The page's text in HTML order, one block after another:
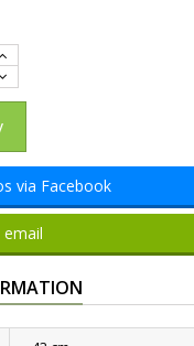
via Facebook
email